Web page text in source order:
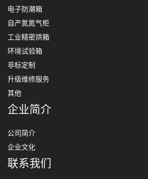
电子防潮箱
自产氮氮气柜
工业精密烘箱
环境试验箱
非标定制
升级维修服务
其他
企业简介
公司简介
企业文化
联系我们